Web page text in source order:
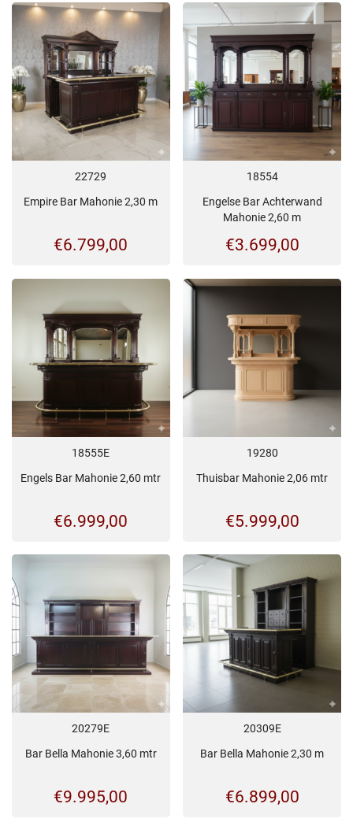
22729
Empire Bar Mahonie 2,30 m
€6.799,00
18554
Engelse Bar Achterwand
Mahonie 2,60 m
€3.699,00
18555E
Engels Bar Mahonie 2,60 mtr
€6.999,00
19280
Thuisbar Mahonie 2,06 mtr
€5.999,00
20279E
Bar Bella Mahonie 3,60 mtr
€9.995,00
20309E
Bar Bella Mahonie 2,30 m
€6.899,00